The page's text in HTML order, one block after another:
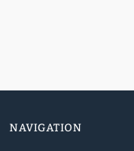
NAVIGATION